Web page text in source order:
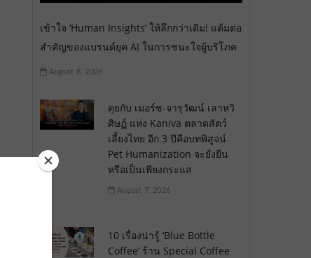
เข้าใจ ‘Human Insights’ ให้ลึกกว่าเดิม! แต้มต่อ
สำคัญของแบรนด์ยุค AI ในการชนะใจผู้บริโภค
August 8, 2026
คุยกับ เมอร์ซ-จารุวัฒน์ เลาหวิ
ศิษฏ์ แห่ง Kaniva ตลาดสัตว์
เลี้ยงไทย อีก 3 ปีคือบทพิสูจน์
Pet Humanization จะยั่งยืน
หรือเป็นเพียงกระแส
August 7, 2026
10 เรื่องน่ารู้ ‘Blue Bottle
Coffee’ ร้าน Special Coffee